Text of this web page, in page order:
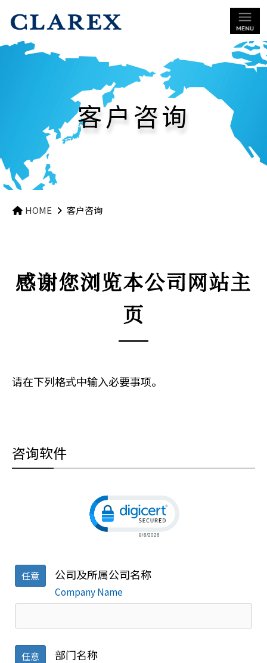
客户咨询
HOME 客户咨询
感谢您浏览本公司网站主
页
请在下列格式中输入必要事项。
咨询软件
任意 公司及所属公司名称
Company Name
任意 部门名称